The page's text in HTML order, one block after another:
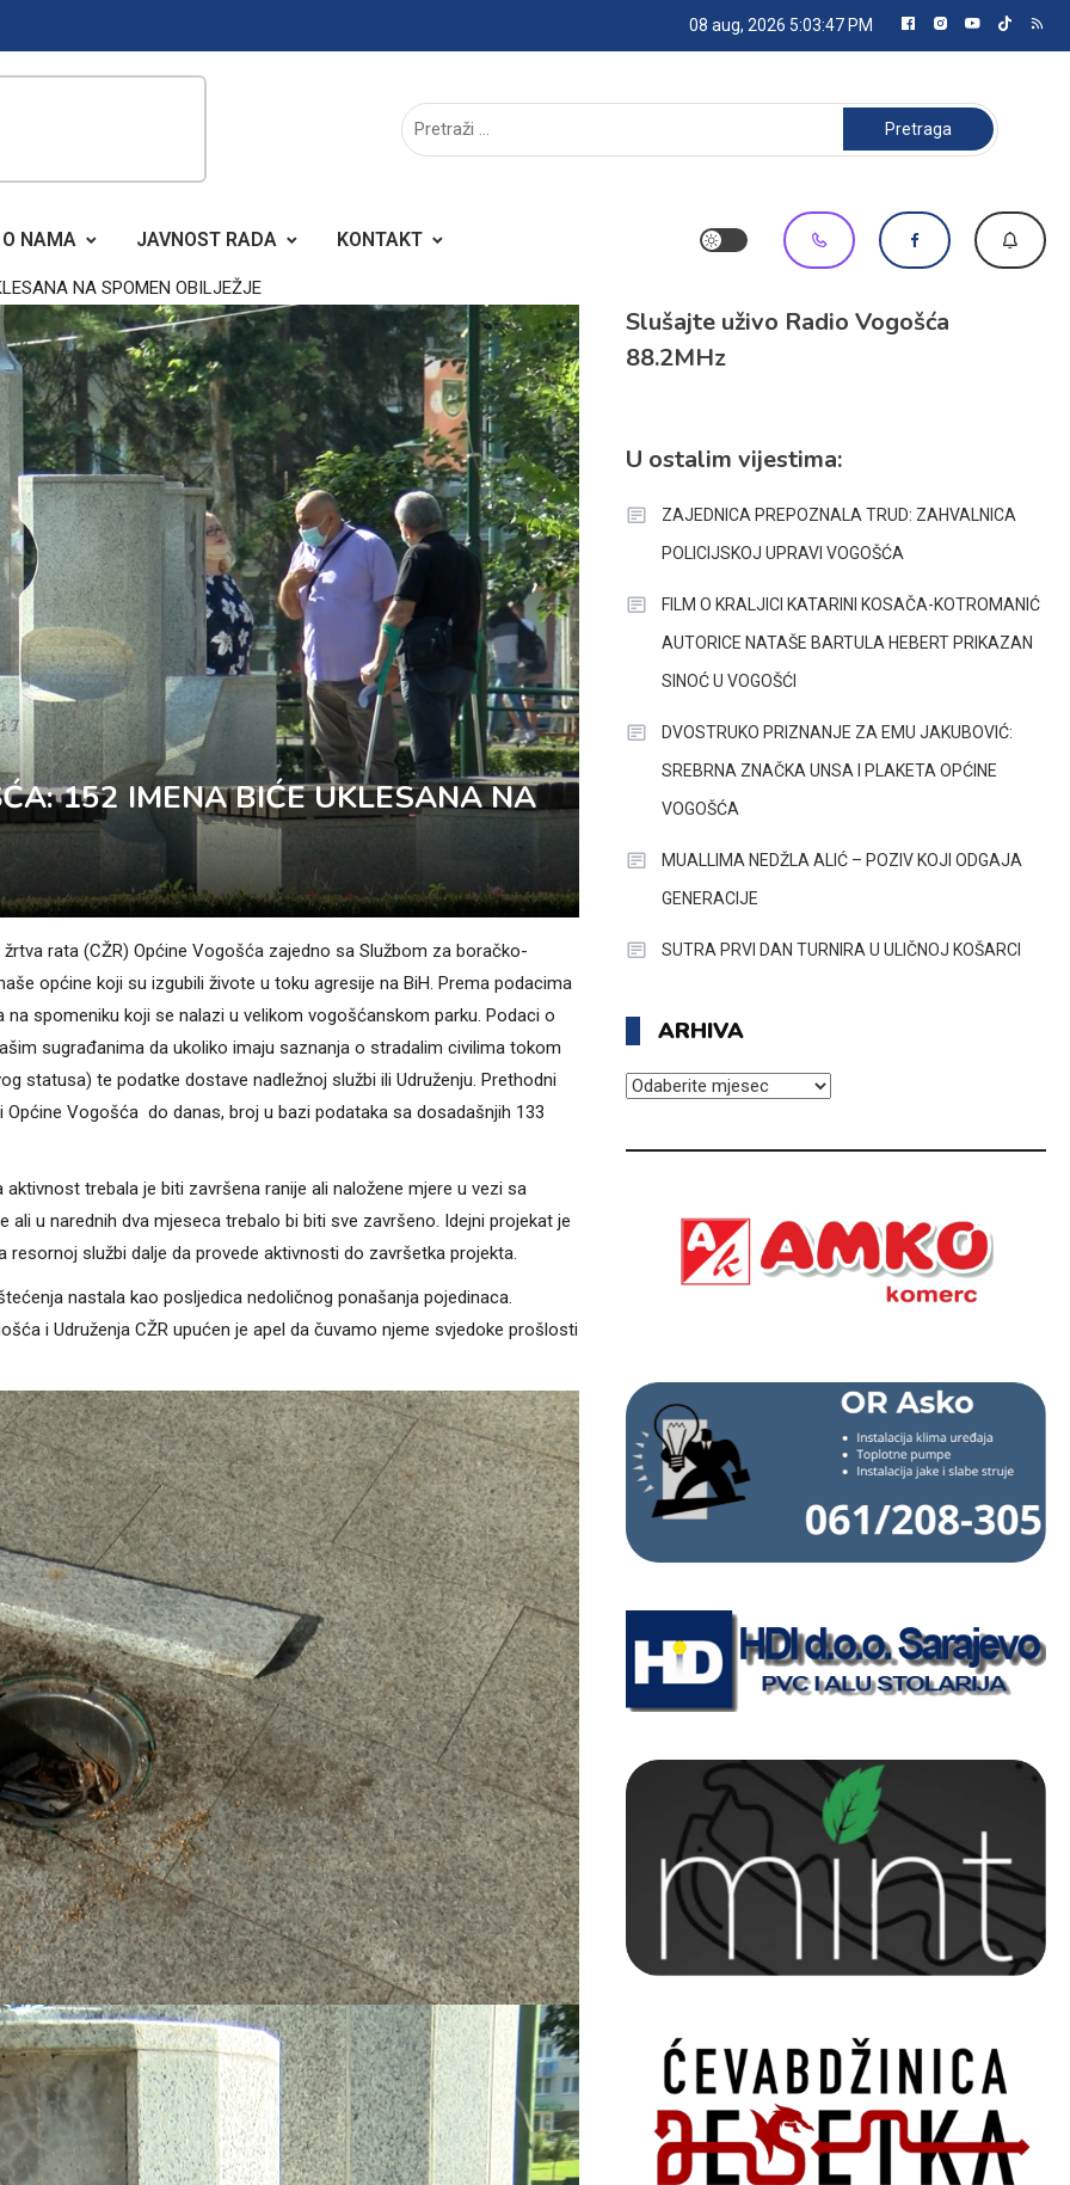
08 aug, 2026 5:03:48 PM
Pretraga:
O NAMA JAVNOST RADA KONTAKT
NA SPOMEN OBILJEŽJE
152 IMENA BIĆE UKLESANA NA
rata (CŽR) Općine Vogošća zajedno sa Službom za boračko-
općine koji su izgubili živote u toku agresije na BiH. Prema podacima
spomeniku koji se nalazi u velikom vogošćanskom parku. Podaci o
sugrađanima da ukoliko imaju saznanja o stradalim civilima tokom
statusa) te podatke dostave nadležnoj službi ili Udruženju. Prethodni
Vogošća do danas, broj u bazi podataka sa dosadašnjih 133
trebala je biti završena ranije ali naložene mjere u vezi sa
u narednih dva mjeseca trebalo bi biti sve završeno. Idejni projekat je
službi dalje da provede aktivnosti do završetka projekta.
nastala kao posljedica nedoličnog ponašanja pojedinaca.
i Udruženja CŽR upućen je apel da čuvamo njeme svjedoke prošlosti
Slušajte uživo Radio Vogošća
88.2MHz
U ostalim vijestima:
ZAJEDNICA PREPOZNALA TRUD: ZAHVALNICA
POLICIJSKOJ UPRAVI VOGOŠĆA
FILM O KRALJICI KATARINI KOSAČA-KOTROMANIĆ
AUTORICE NATAŠE BARTULA HEBERT PRIKAZAN
SINOĆ U VOGOŠĆI
DVOSTRUKO PRIZNANJE ZA EMU JAKUBOVIĆ:
SREBRNA ZNAČKA UNSA I PLAKETA OPĆINE
VOGOŠĆA
MUALLIMA NEDŽLA ALIĆ – POZIV KOJI ODGAJA
GENERACIJE
SUTRA PRVI DAN TURNIRA U ULIČNOJ KOŠARCI
ARHIVA
ARHIVA